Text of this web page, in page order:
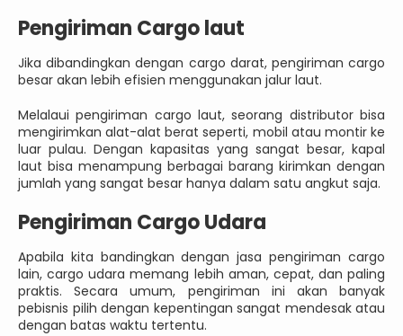
Pengiriman Cargo laut
Jika dibandingkan dengan cargo darat, pengiriman cargo
besar akan lebih efisien menggunakan jalur laut.
Melalaui pengiriman cargo laut, seorang distributor bisa
mengirimkan alat-alat berat seperti, mobil atau montir ke
luar pulau. Dengan kapasitas yang sangat besar, kapal
laut bisa menampung berbagai barang kirimkan dengan
jumlah yang sangat besar hanya dalam satu angkut saja.
Pengiriman Cargo Udara
Apabila kita bandingkan dengan jasa pengiriman cargo
lain, cargo udara memang lebih aman, cepat, dan paling
praktis. Secara umum, pengiriman ini akan banyak
pebisnis pilih dengan kepentingan sangat mendesak atau
dengan batas waktu tertentu.